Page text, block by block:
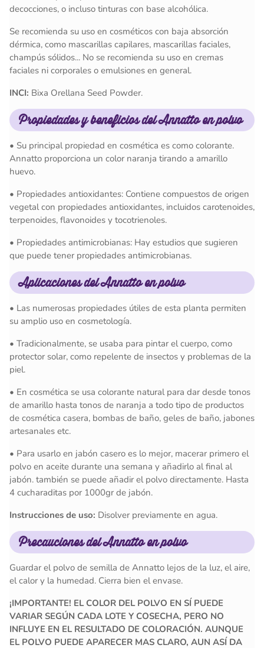
decocciones, o incluso tinturas con base alcohólica.
Se recomienda su uso en cosméticos con baja absorción
dérmica, como mascarillas capilares, mascarillas faciales,
champús sólidos... No se recomienda su uso en cremas
faciales ni corporales o emulsiones en general.
INCI: Bixa Orellana Seed Powder.
Propiedades y beneficios del Annatto en polvo
• Su principal propiedad en cosmética es como colorante.
Annatto proporciona un color naranja tirando a amarillo
huevo.
• Propiedades antioxidantes: Contiene compuestos de origen
vegetal con propiedades antioxidantes, incluidos carotenoides,
terpenoides, flavonoides y tocotrienoles.
• Propiedades antimicrobianas: Hay estudios que sugieren
que puede tener propiedades antimicrobianas.
Aplicacionesdel Annatto en polvo
• Las numerosas propiedades útiles de esta planta permiten
su amplio uso en cosmetología.
• Tradicionalmente, se usaba para pintar el cuerpo, como
protector solar, como repelente de insectos y problemas de la
piel.
• En cosmética se usa colorante natural para dar desde tonos
de amarillo hasta tonos de naranja a todo tipo de productos
de cosmética casera, bombas de baño, geles de baño, jabones
artesanales etc.
• Para usarlo en jabón casero es lo mejor, macerar primero el
polvo en aceite durante una semana y añadirlo al final al
jabón. también se puede añadir el polvo directamente. Hasta
4 cucharaditas por 1000gr de jabón.
Instrucciones de uso: Disolver previamente en agua.
Precaucionesdel Annatto en polvo
Guardar el polvo de semilla de Annatto lejos de la luz, el aire,
el calor y la humedad. Cierra bien el envase.
¡IMPORTANTE! EL COLOR DEL POLVO EN SÍ PUEDE
VARIAR SEGÚN CADA LOTE Y COSECHA, PERO NO
INFLUYE EN EL RESULTADO DE COLORACIÓN. AUNQUE
EL POLVO PUEDE APARECER MAS CLARO, AUN ASÍ DA